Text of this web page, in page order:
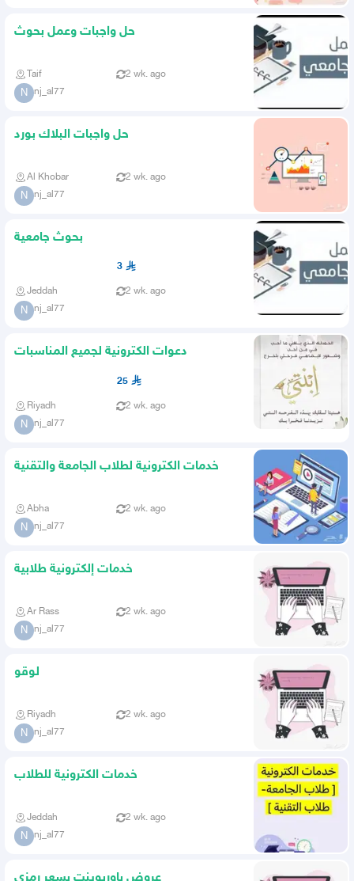
حل واجبات وعمل بحوث
Taif 2 wk. ago
N nj_al77
حل واجبات البلاك بورد
Al Khobar 2 wk. ago
N nj_al77
بحوث جامعية
3
Jeddah 2 wk. ago
N nj_al77
دعوات الكترونية لجميع المناسبات
25
Riyadh 2 wk. ago
N nj_al77
خدمات الكترونية لطلاب الجامعة والتقنية
Abha 2 wk. ago
N nj_al77
خدمات إلكترونية طلابية
Ar Rass 2 wk. ago
N nj_al77
لوقو
Riyadh 2 wk. ago
N nj_al77
خدمات الكترونية للطلاب
Jeddah 2 wk. ago
N nj_al77